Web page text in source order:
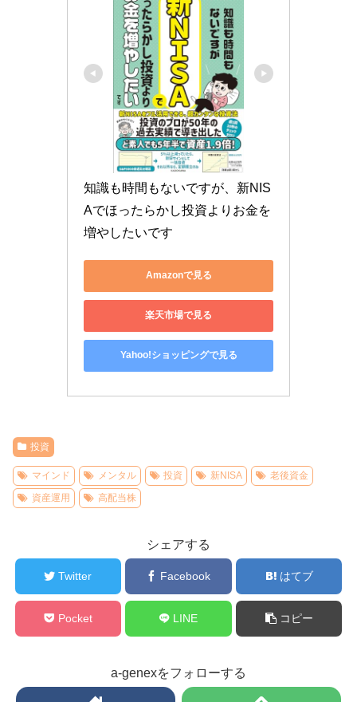
知識も時間もないですが、新NIS
Aでほったらかし投資よりお金を
増やしたいです
Amazonで見る
楽天市場で見る
Yahoo!ショッピングで見る
投資
マインド メンタル 投資 新NISA
老後資金
資産運用
高配当株
シェアする
Twitter Facebook はてブ
Pocket LINE コピー
a-genexをフォローする